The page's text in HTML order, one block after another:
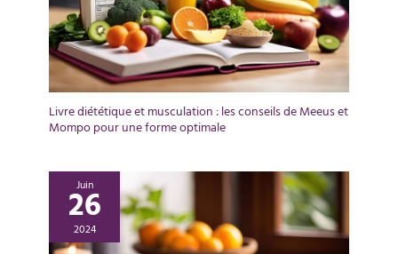
Livre diététique et musculation : les conseils de Meeus et
Mompo pour une forme optimale
Juin
26
2024